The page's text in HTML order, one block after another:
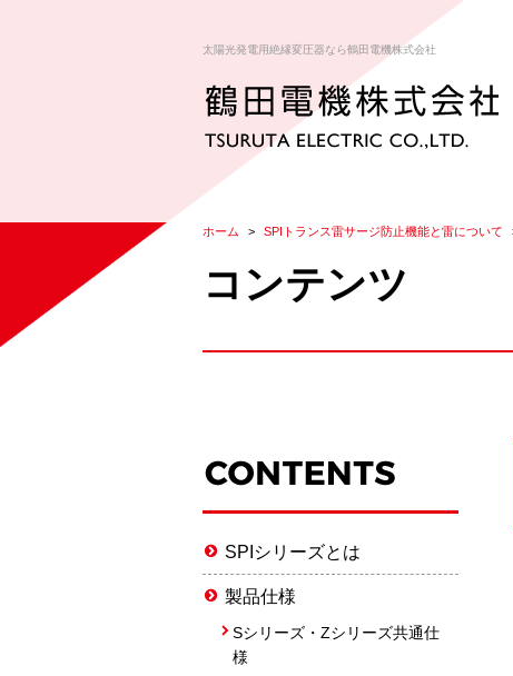
太陽光発電用絶縁変圧器なら鶴田電機株式会社
ホーム SPIトランス雷サージ防止機能と雷について
コンテンツ
SPIシリーズとは
製品仕様
Sシリーズ・Zシリーズ共通仕
様